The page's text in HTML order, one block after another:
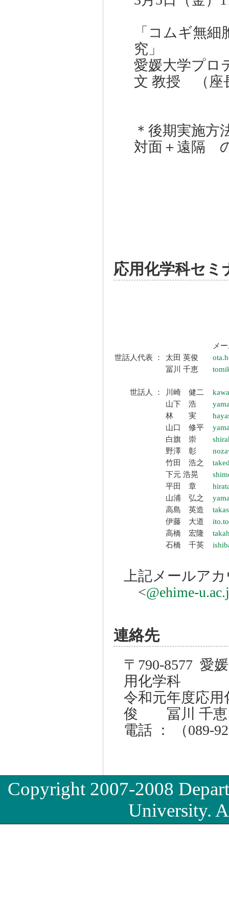
「コムギ無
究」
愛媛大学プ
文 教授 （座
＊後期実施方
対面＋遠隔
応用化学科セミ
メ
世話人代表 ：
太田 英俊
冨川 千恵
世話人 ： 川崎 健二
山下 浩
林 実
山口 修平
白旗 崇
野澤 彰
竹田 浩之
下元 浩晃
平田 章
山浦 弘之
高島 英造
伊藤 大道
高橋 宏隆
石橋 千英
上記メールア
<@ehime-
連絡先
〒790-8577 愛
用化学科
令和元年度応
俊 冨川 千恵
電話 ： （089-
Copyright 2007-2008
University.